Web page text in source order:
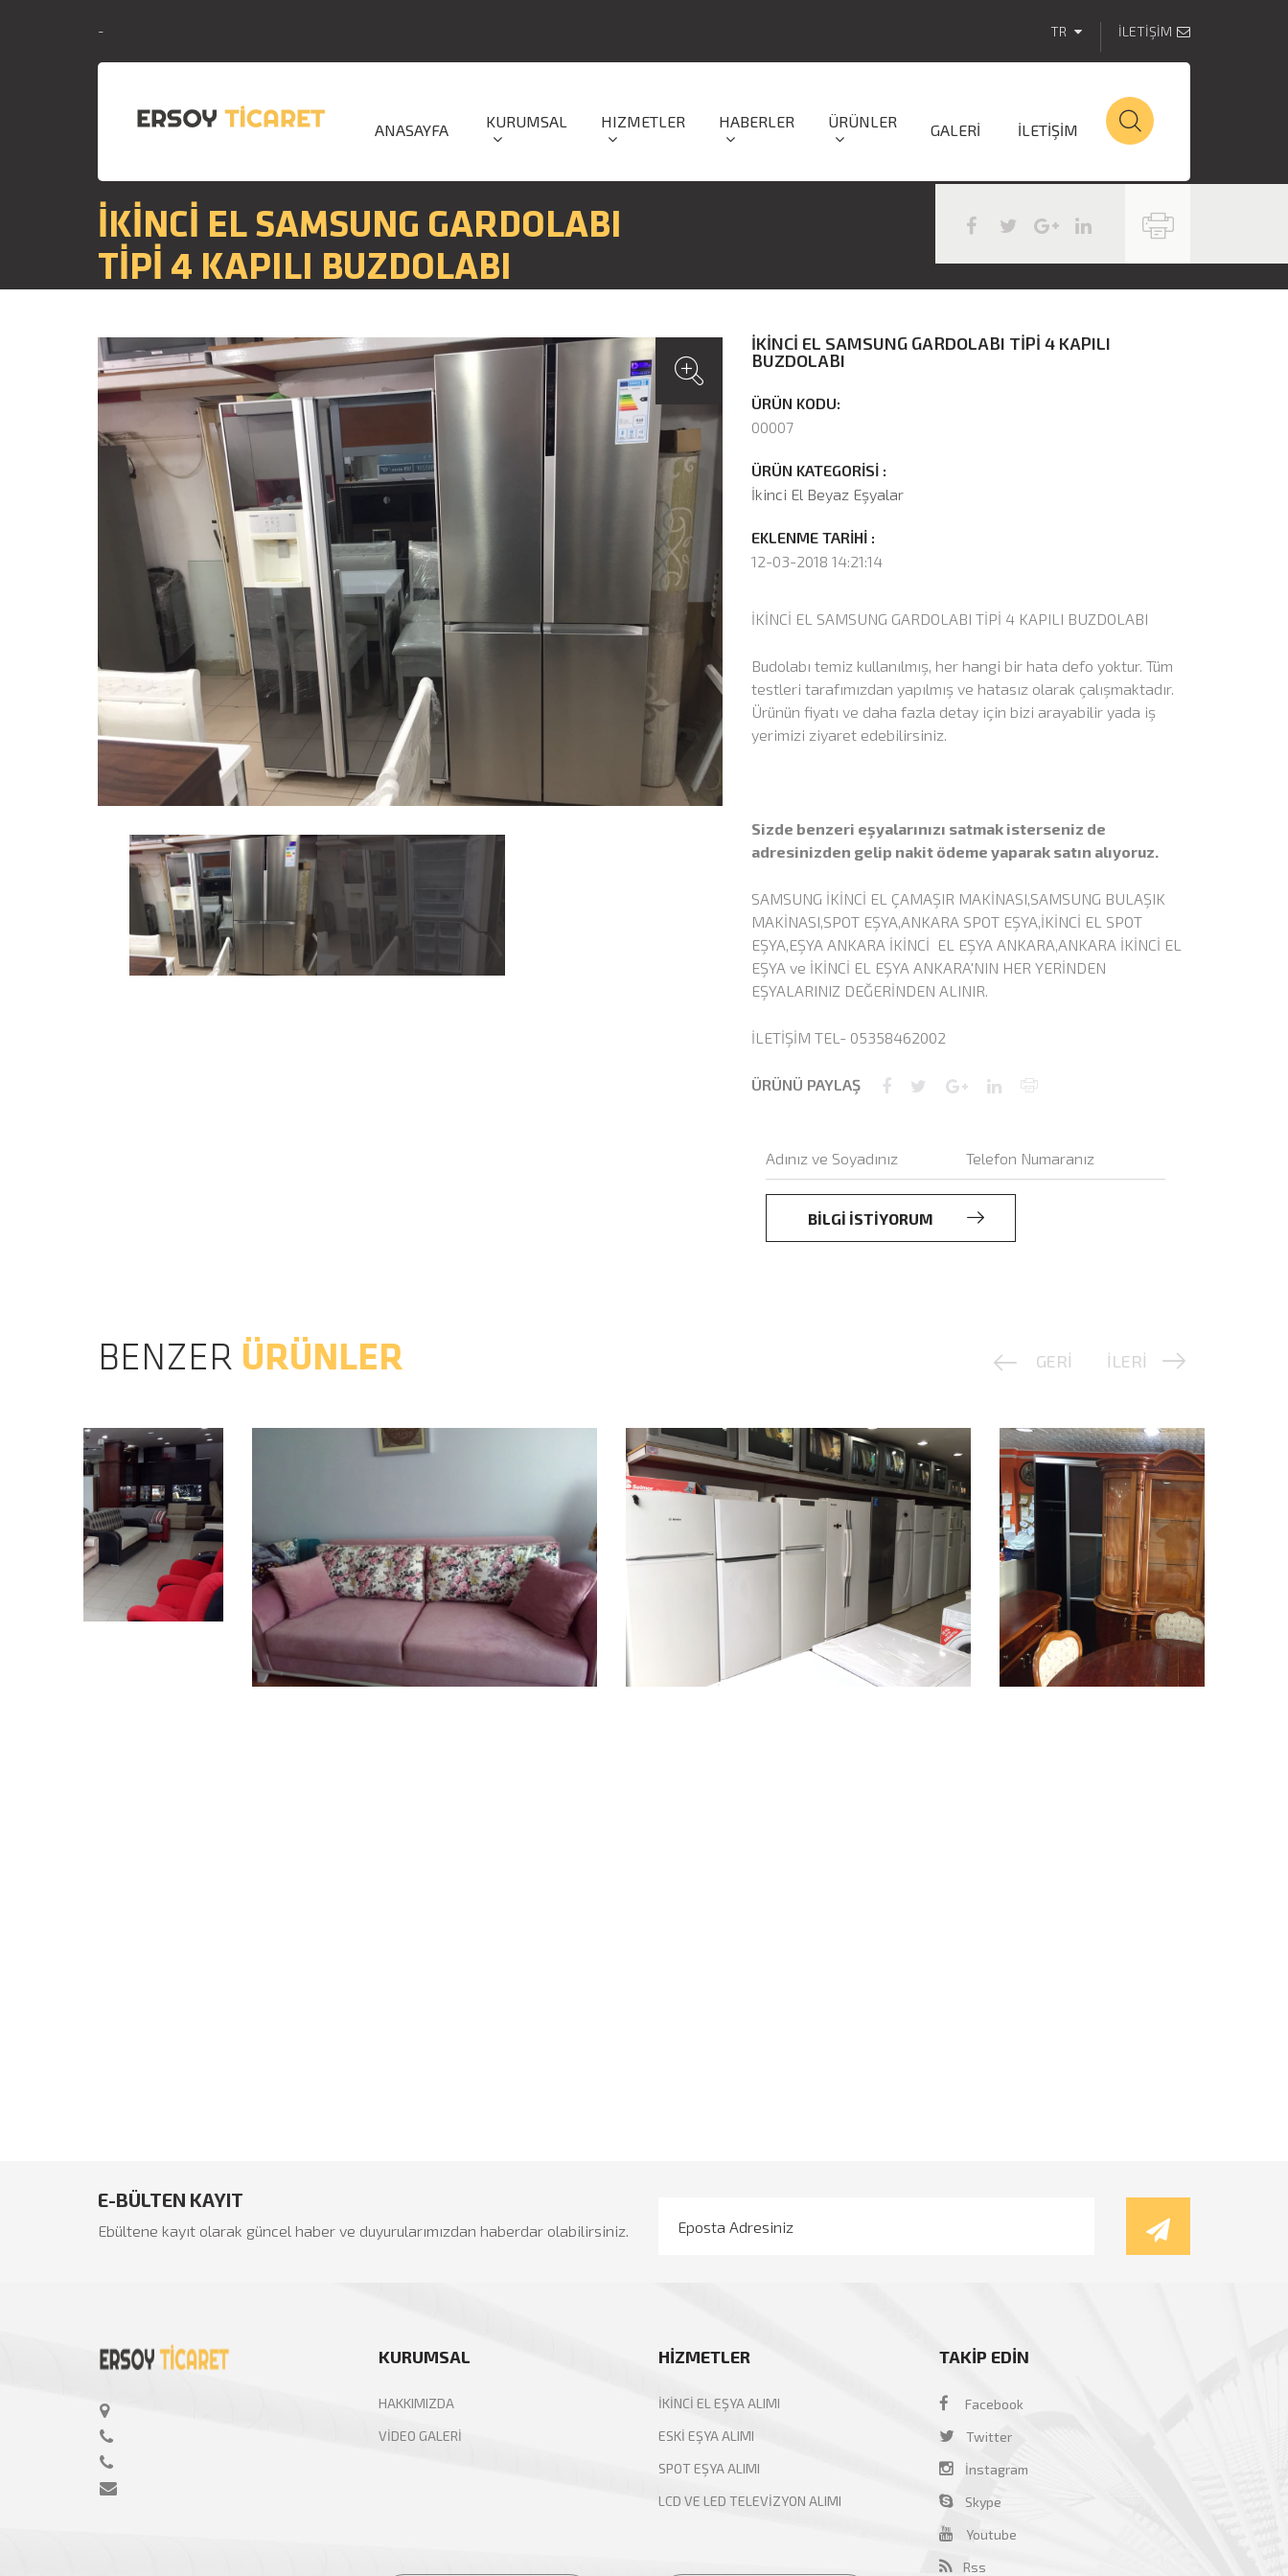
- TR İLETİŞİM
ANASAYFA KURUMSAL HIZMETLER HABERLER ÜRÜNLER GALERİ İLETİŞİM
İKİNCİ EL SAMSUNG GARDOLABI
TİPİ 4 KAPILI BUZDOLABI
İKİNCİ EL SAMSUNG GARDOLABI TİPİ 4 KAPILI
BUZDOLABI
ÜRÜN KODU:
00007
ÜRÜN KATEGORİSİ :
İkinci El Beyaz Eşyalar
EKLENME TARİHİ :
12-03-2018 14:21:14
İKİNCİ EL SAMSUNG GARDOLABI TİPİ 4 KAPILI BUZDOLABI
Budolabı temiz kullanılmış, her hangi bir hata defo yoktur. Tüm
testleri tarafımızdan yapılmış ve hatasız olarak çalışmaktadır.
Ürünün fiyatı ve daha fazla detay için bizi arayabilir yada iş
yerimizi ziyaret edebilirsiniz.
Sizde benzeri eşyalarınızı satmak isterseniz de
adresinizden gelip nakit ödeme yaparak satın alıyoruz.
SAMSUNG İKİNCİ EL ÇAMAŞIR MAKİNASI,SAMSUNG BULAŞIK
MAKİNASI,SPOT EŞYA,ANKARA SPOT EŞYA,İKİNCİ EL SPOT
EŞYA,EŞYA ANKARA İKİNCİ EL EŞYA ANKARA,ANKARA İKİNCİ EL
EŞYA ve İKİNCİ EL EŞYA ANKARA'NIN HER YERİNDEN
EŞYALARINIZ DEĞERİNDEN ALINIR.
İLETİŞİM TEL- 05358462002
ÜRÜNÜ PAYLAŞ
BİLGİ İSTİYORUM
BENZER ÜRÜNLER GERİ İLERİ
E-BÜLTEN KAYIT
Ebültene kayıt olarak güncel haber ve duyurularımızdan haberdar olabilirsiniz.
KURUMSAL
HAKKIMIZDA
VİDEO GALERİ
HİZMETLER
İKİNCİ EL EŞYA ALIMI
ESKİ EŞYA ALIMI
SPOT EŞYA ALIMI
LCD VE LED TELEVİZYON ALIMI
TAKİP EDİN
Facebook
Twitter
İnstagram
Skype
Youtube
Rss